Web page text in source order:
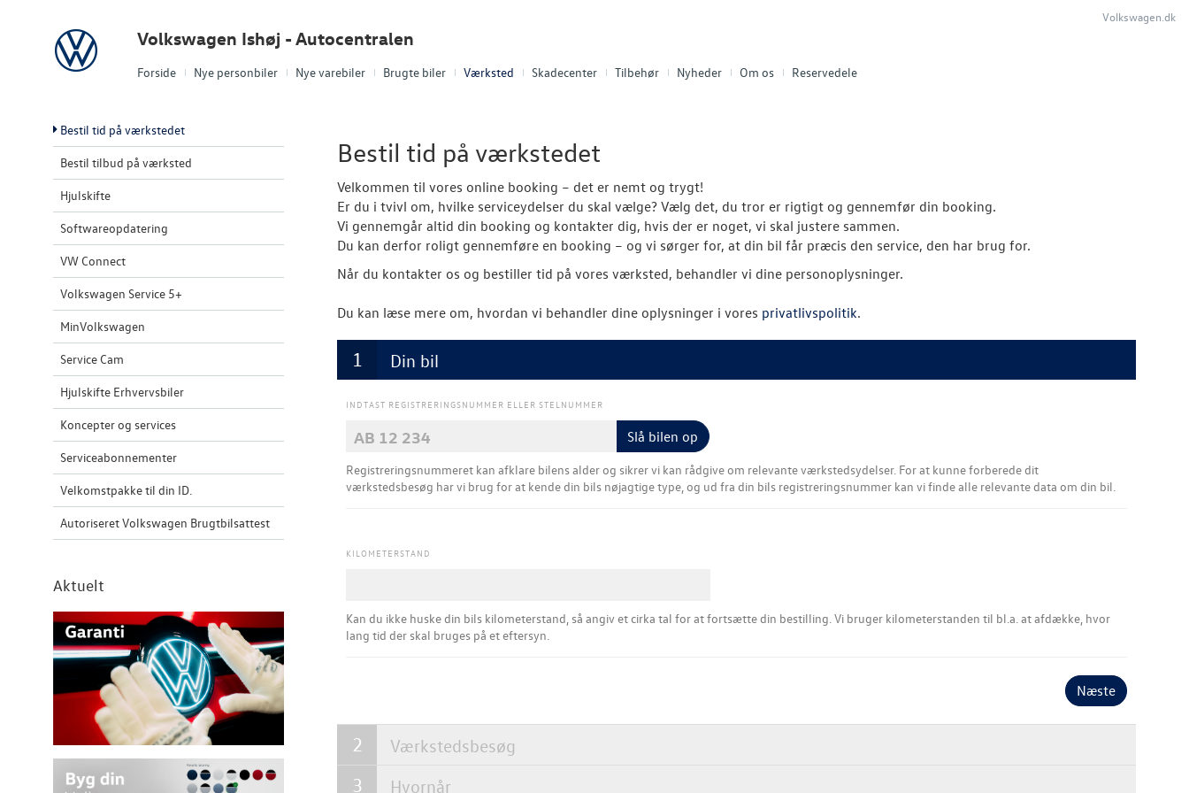
Forside Nye personbiler Nye varebiler Brugte biler Værksted Skadecenter Tilbehør Nyheder Om os Reservedele
Volkswagen Volkswagen Ishøj - Autocentralen
Volkswagen.dk
Bestil tid på værkstedet
Bestil tilbud på værksted
Hjulskifte
Softwareopdatering
VW Connect
Volkswagen Service 5+
MinVolkswagen
Service Cam
Hjulskifte Erhvervsbiler
Koncepter og services
Serviceabonnementer
Velkomstpakke til din ID.
Autoriseret Volkswagen Brugtbilsattest
Aktuelt
Bestil tid på værkstedet
Velkommen til vores online booking – det er nemt og trygt!
Er du i tvivl om, hvilke serviceydelser du skal vælge? Vælg det, du tror er rigtigt og gennemfør din booking.
Vi gennemgår altid din booking og kontakter dig, hvis der er noget, vi skal justere sammen.
Du kan derfor roligt gennemføre en booking – og vi sørger for, at din bil får præcis den service, den har brug for.
Når du kontakter os og bestiller tid på vores værksted, behandler vi dine personoplysninger.
Du kan læse mere om, hvordan vi behandler dine oplysninger i vores privatlivspolitik.
Din bil
INDTAST REGISTRERINGSNUMMER ELLER STELNUMMER
Slå bilen op
Registreringsnummeret kan afklare bilens alder og sikrer vi kan rådgive om relevante værkstedsydelser.​ For at kunne forberede dit
værkstedsbesøg har vi brug for at kende din bils nøjagtige type, og ud fra din bils registreringsnummer kan vi finde alle relevante data om din bil.
KILOMETERSTAND
Kan du ikke huske din bils kilometerstand, så angiv et cirka tal for at fortsætte din bestilling. Vi bruger kilometerstanden til bl.a. at afdække, hvor
lang tid der skal bruges på et eftersyn.
Næste
Værkstedsbesøg
Hvornår